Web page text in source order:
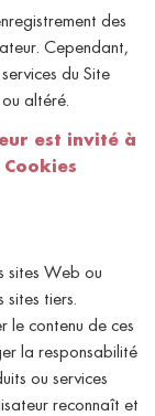
des
Cependant,
du Site
altéré.
est invité à
sites Web ou
sites tiers.
le contenu de ces
la responsabilité
ou services
reconnaît et